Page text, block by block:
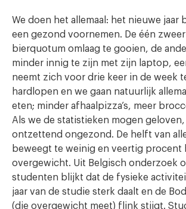
We doen het allemaal: het nieuwe jaar
een gezond voornemen. De één
bierquotum omlaag te gooien, de
minder innig te zijn met zijn laptop,
neemt zich voor drie keer in de week
hardlopen en we gaan natuurlijk
eten; minder afhaalpizza’s, meer
Als we de statistieken mogen
ontzettend ongezond. De helft van
beweegt te weinig en veertig procent
overgewicht. Uit Belgisch onderzoek
studenten blijkt dat de fysieke
jaar van de studie sterk daalt en de
(die overgewicht meet) flink stijgt.